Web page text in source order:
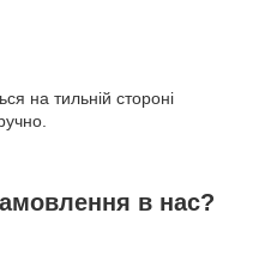
на тильній стороні
в нас?